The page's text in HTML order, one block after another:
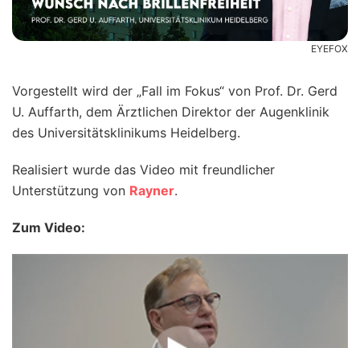
EYEFOX
Vorgestellt wird der „Fall im Fokus“ von Prof. Dr. Gerd
U. Auffarth, dem Ärztlichen Direktor der Augenklinik
des Universitätsklinikums Heidelberg.
Realisiert wurde das Video mit freundlicher
Unterstützung von Rayner.
Zum Video: